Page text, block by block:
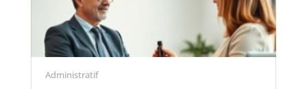
Administratif